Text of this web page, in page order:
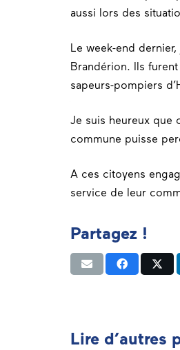
aussi lors des
Le week-end
Brandérion. Ils
sapeurs-pompiers
Je suis heureux que
commune puisse
A ces citoyens
service de leur
Partagez !
Lire d’autres